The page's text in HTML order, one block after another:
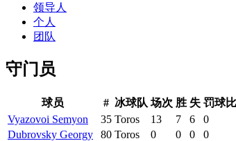
领导人
个人
团队
守门员
球员 # 冰球队 场次 胜 失 罚球
Vyazovoi Semyon
35 Toros 13 7 6 0
Dubrovsky Georgy
80 Toros 0 0 0 0